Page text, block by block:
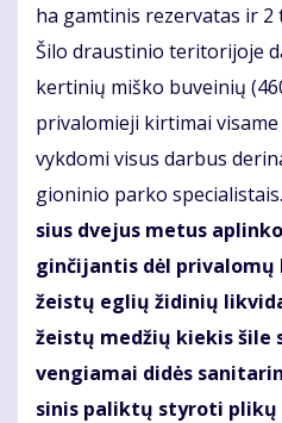
ha gam­ti­nis re­zer­va­tas ir 2
Ši­lo draus­ti­nio te­ri­to­ri­jo­je
ker­ti­nių miš­ko bu­vei­nių
pri­va­lo­mie­ji kir­ti­mai
vyk­do­mi vi­sus dar­bus
gio­ni­nio par­ko spe­cia­lis­tais.
sius dve­jus me­tus
ginčijan­tis dėl
žeis­tų eg­lių ži­di­nių
žeis­tų me­džių kie­kis ši­le
ven­gia­mai di­dės
si­nis pa­lik­tų sty­ro­ti